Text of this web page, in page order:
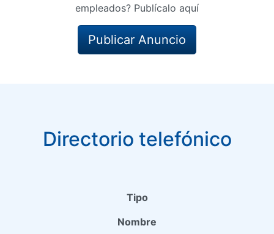
empleados? Publícalo aquí
Publicar Anuncio
Directorio telefónico
Tipo
Nombre